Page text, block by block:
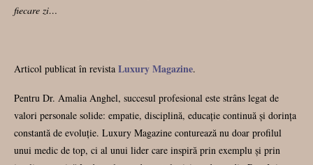
fiecare zi…
Articol publicat în revista Luxury Magazine.
Pentru Dr. Amalia Anghel, succesul profesional este strâns legat de
valori personale solide: empatie, disciplină, educație continuă și dorința
constantă de evoluție. Luxury Magazine conturează nu doar profilul
unui medic de top, ci al unui lider care inspiră prin exemplu și prin